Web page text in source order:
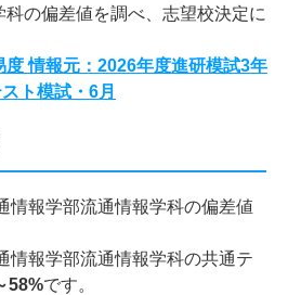
科の偏差値を調べ、志望校決定に
度 情報元：2026年度進研模試3年
ト模試・6月
情報学部流通情報学科の偏差値
情報学部流通情報学科の共通テ
58%です。